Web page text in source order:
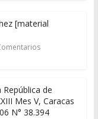
[material
de
Mes V, Caracas
N° 38.394